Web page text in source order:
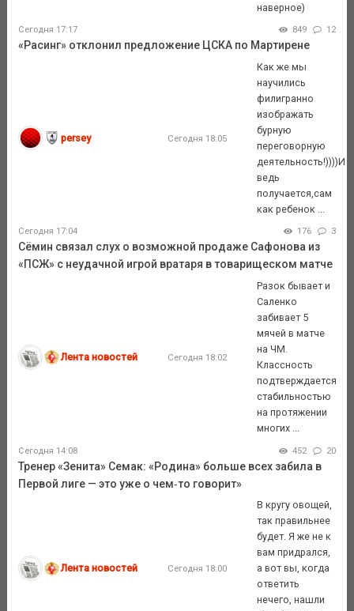
наверное)
Сегодня 17:17 849 12
«Расинг» отклонил предложение ЦСКА по Мартирене
persey Сегодня 18:05
Как же мы
научились
филигранно
изображать
бурную
переговорную
деятельность!))))И
ведь
получается,сам
как ребенок ...
Сегодня 17:04 176 3
Сёмин связал слух о возможной продаже Сафонова из
«ПСЖ» с неудачной игрой вратаря в товарищеском матче
Лента новостей Сегодня 18:02
Разок бывает и
Саленко
забивает 5
мячей в матче
на ЧМ.
Классность
подтверждается
стабильностью
на протяжении
многих ...
Сегодня 14:08 452 20
Тренер «Зенита» Семак: «Родина» больше всех забила в
Первой лиге — это уже о чем‑то говорит»
Лента новостей Сегодня 18:00
В кругу овощей,
так правильнее
будет. Я же не к
вам придрался,
а вот вы, когда
ответить
нечего, нашли